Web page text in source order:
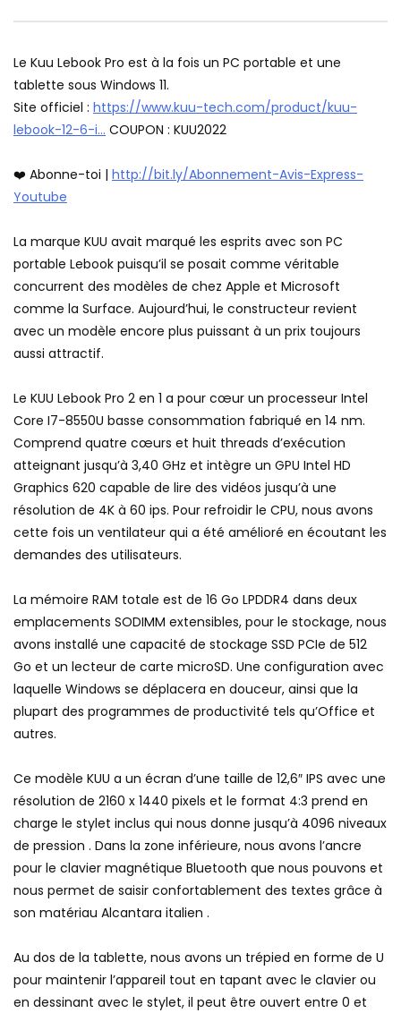
0
235 0
0
222 0
Le Kuu Lebook Pro est à la fois un PC portable et une
tablette sous Windows 11.
Site officiel : https://www.kuu-tech.com/product/kuu-
lebook-12-6-i… COUPON : KUU2022
❤️ Abonne-toi | http://bit.ly/Abonnement-Avis-Express-
Youtube
La marque KUU avait marqué les esprits avec son PC
portable Lebook puisqu’il se posait comme véritable
concurrent des modèles de chez Apple et Microsoft
comme la Surface. Aujourd’hui, le constructeur revient
avec un modèle encore plus puissant à un prix toujours
aussi attractif.
Le KUU Lebook Pro 2 en 1 a pour cœur un processeur Intel
Core I7-8550U basse consommation fabriqué en 14 nm.
Comprend quatre cœurs et huit threads d’exécution
atteignant jusqu’à 3,40 GHz et intègre un GPU Intel HD
Graphics 620 capable de lire des vidéos jusqu’à une
résolution de 4K à 60 ips. Pour refroidir le CPU, nous avons
cette fois un ventilateur qui a été amélioré en écoutant les
demandes des utilisateurs.
La mémoire RAM totale est de 16 Go LPDDR4 dans deux
emplacements SODIMM extensibles, pour le stockage, nous
avons installé une capacité de stockage SSD PCIe de 512
Go et un lecteur de carte microSD. Une configuration avec
laquelle Windows se déplacera en douceur, ainsi que la
plupart des programmes de productivité tels qu’Office et
autres.
Ce modèle KUU a un écran d’une taille de 12,6″ IPS avec une
résolution de 2160 x 1440 pixels et le format 4:3 prend en
charge le stylet inclus qui nous donne jusqu’à 4096 niveaux
de pression . Dans la zone inférieure, nous avons l’ancre
pour le clavier magnétique Bluetooth que nous pouvons et
nous permet de saisir confortablement des textes grâce à
son matériau Alcantara italien .
Au dos de la tablette, nous avons un trépied en forme de U
pour maintenir l’appareil tout en tapant avec le clavier ou
en dessinant avec le stylet, il peut être ouvert entre 0 et